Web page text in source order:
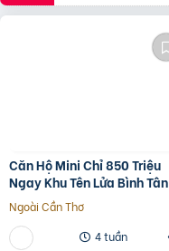
Căn Hộ Mini Chỉ 850 Triệu
Ngay Khu Tên Lửa Bình Tân
Ngoài Cần Thơ
4 tuần